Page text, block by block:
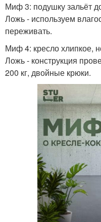
Миф 3: подушку зальёт
Ложь - используем
переживать.
Миф 4: кресло хлипкое,
Ложь - конструкция
200 кг, двойные крюки.